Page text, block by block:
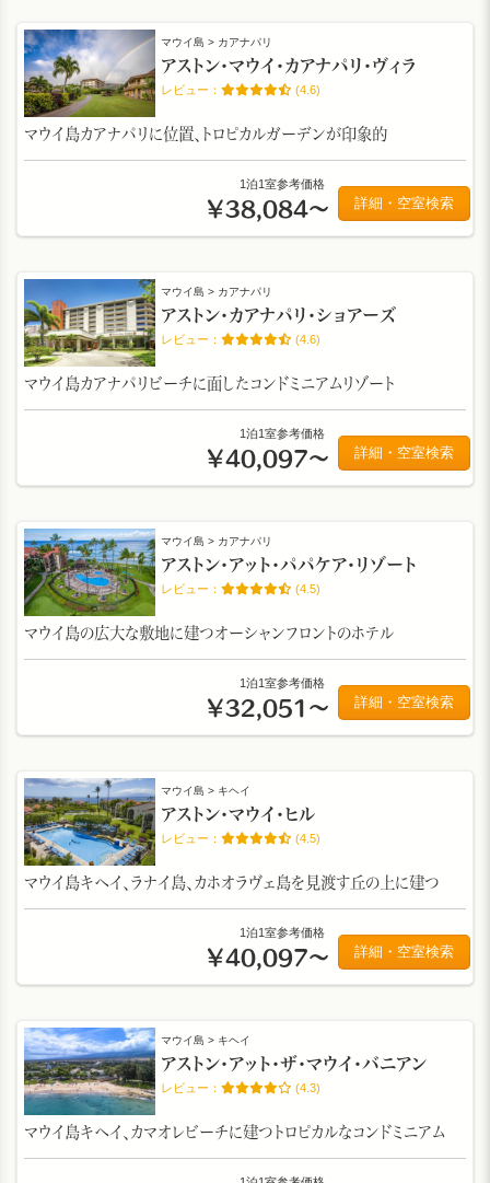
マウイ島 > カアナパリ
アストン・マウイ・カアナパリ・ヴィラ
(4.6)
マウイ島カアナパリに位置、トロピカルガーデンが印象的
1泊1室参考価格
￥38,084～ 詳細・空室検索
マウイ島 > カアナパリ
アストン・カアナパリ・ショアーズ
(4.6)
マウイ島カアナパリビーチに面したコンドミニアムリゾート
1泊1室参考価格
￥40,097～ 詳細・空室検索
マウイ島 > カアナパリ
アストン・アット・パパケア・リゾート
(4.5)
マウイ島の広大な敷地に建つオーシャンフロントのホテル
1泊1室参考価格
￥32,051～ 詳細・空室検索
マウイ島 > キヘイ
アストン・マウイ・ヒル
(4.5)
マウイ島キヘイ、ラナイ島、カホオラヴェ島を見渡す丘の上に建つ
1泊1室参考価格
￥40,097～ 詳細・空室検索
マウイ島 > キヘイ
アストン・アット・ザ・マウイ・バニアン
(4.3)
マウイ島キヘイ、カマオレビーチに建つトロピカルなコンドミニアム